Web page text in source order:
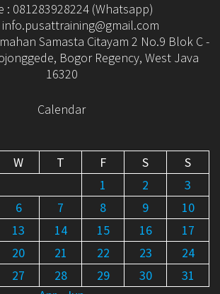
: 081283928224 (Whatsapp)
info.pusattraining@gmail.com
Samasta Citayam 2 No.9 Blok C -
Bogor Regency, West Java
16320
Calendar
W T F S
S
1
2
3
6 7 8 9
10
13 14 15 16
17
20 21 22 23
24
27 28 29 30
31